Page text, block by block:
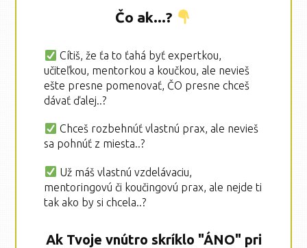
Čo ak...?
Cítiš, že ťa to ťahá byť expertkou,
učiteľkou, mentorkou a koučkou, ale nevieš
ešte presne pomenovať, ČO presne chceš
dávať ďalej..?
Chceš rozbehnúť vlastnú prax, ale nevieš
sa pohnúť z miesta..?
Už máš vlastnú vzdelávaciu,
mentoringovú či koučingovú prax, ale nejde ti
tak ako by si chcela..?
Ak Tvoje vnútro skríklo "ÁNO" pri